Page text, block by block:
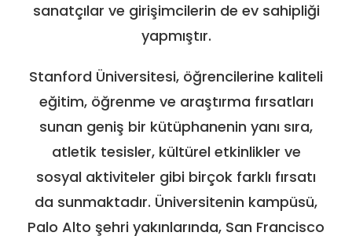
sanatçılar ve girişimcilerin de ev sahipliği
yapmıştır.
Stanford Üniversitesi, öğrencilerine kaliteli
eğitim, öğrenme ve araştırma fırsatları
sunan geniş bir kütüphanenin yanı sıra,
atletik tesisler, kültürel etkinlikler ve
sosyal aktiviteler gibi birçok farklı fırsatı
da sunmaktadır. Üniversitenin kampüsü,
Palo Alto şehri yakınlarında, San Francisco